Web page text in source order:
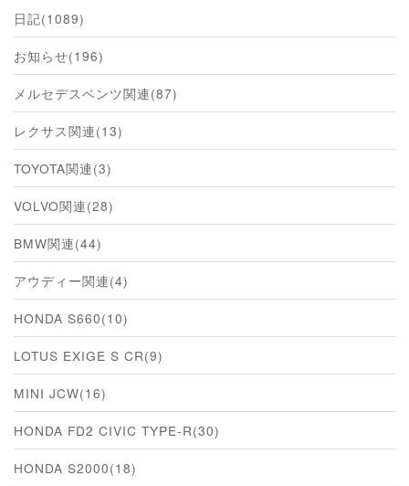
日記(1089)
お知らせ(196)
メルセデスベンツ関連(87)
レクサス関連(13)
TOYOTA関連(3)
VOLVO関連(28)
BMW関連(44)
アウディー関連(4)
HONDA S660(10)
LOTUS EXIGE S CR(9)
MINI JCW(16)
HONDA FD2 CIVIC TYPE-R(30)
HONDA S2000(18)